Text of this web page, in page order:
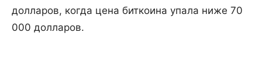
долларов, когда цена биткоина упала ниже 70
000 долларов.